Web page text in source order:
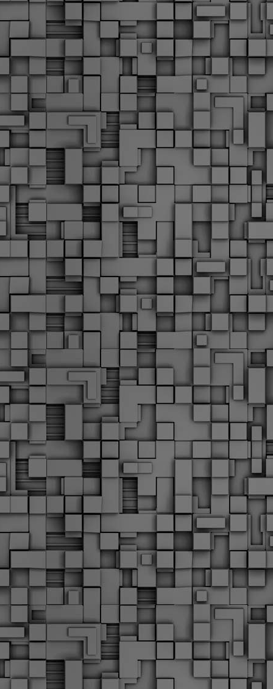
εργασιών από εργολαβικά
συνεργεία και οι οποίες
αφορούσαν εκτέλεση
εργασιών χωρίς νόμιμη
σήμανση και στην απόθεση
υλικών – εργαλείων εκτός του
προβλεπόμενου εργοταξίου.